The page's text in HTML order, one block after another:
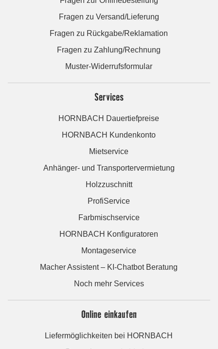
Fragen zu Versand/Lieferung
Fragen zu Rückgabe/Reklamation
Fragen zu Zahlung/Rechnung
Muster-Widerrufsformular
Services
HORNBACH Dauertiefpreise
HORNBACH Kundenkonto
Mietservice
Anhänger- und Transportervermietung
Holzzuschnitt
ProfiService
Farbmischservice
HORNBACH Konfiguratoren
Montageservice
Macher Assistent – KI-Chatbot Beratung
Noch mehr Services
Online einkaufen
Liefermöglichkeiten bei HORNBACH